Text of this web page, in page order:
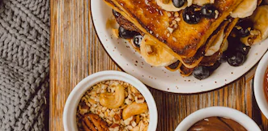
Copyright © 2010-2026Freepik Company S.L.U.